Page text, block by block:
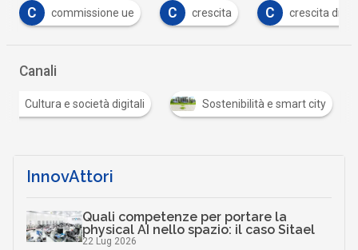
C commissione ue C crescita C crescita
Canali
Cultura e società digitali Sostenibilità e smart city
InnovAttori
Quali competenze per portare la
physical AI nello spazio: il caso Sitael
22 Lug 2026